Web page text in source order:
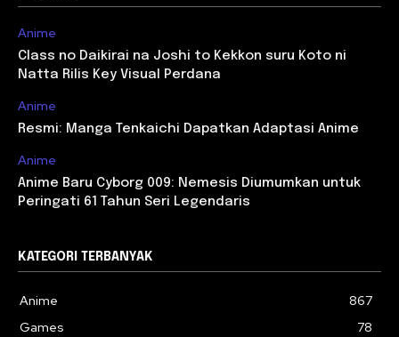
Anime
Class no Daikirai na Joshi to Kekkon suru Koto ni
Natta Rilis Key Visual Perdana
Anime
Resmi: Manga Tenkaichi Dapatkan Adaptasi Anime
Anime
Anime Baru Cyborg 009: Nemesis Diumumkan untuk
Peringati 61 Tahun Seri Legendaris
KATEGORI TERBANYAK
Anime
867
Games
78